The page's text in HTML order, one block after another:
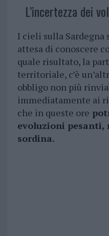
L’incertezza dei
I cieli sulla Sardegna
attesa di conoscere
quale risultato, la
territoriale, c’è
obbligo non più
immediatamente ai
che in queste ore
evoluzioni pesanti,
sordina.